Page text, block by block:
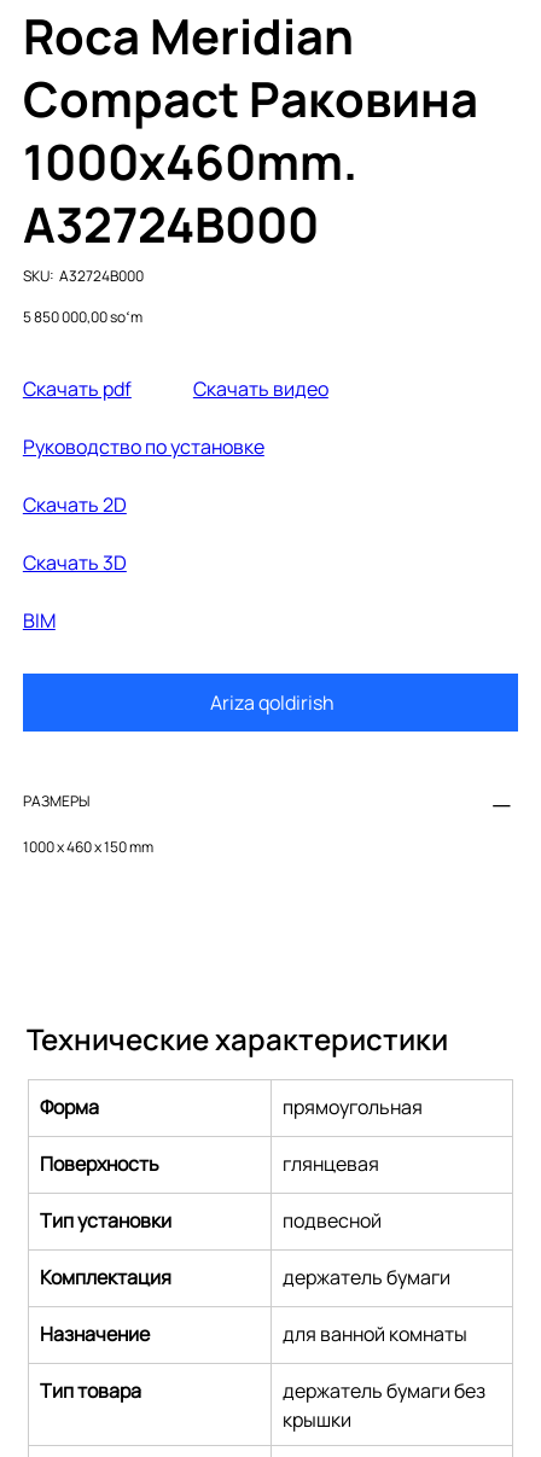
Roca Meridian
Compact Раковина
1000x460mm.
A32724B000
SKU:
SKU
A32724B000
A32724B000
Price
5 850 000,00 soʻm
Cкачать pdf Cкачать видео
Руководство по установке
Скачать 2D
Cкачать 3D
BIM
Ariza qoldirish
РАЗМЕРЫ
1000 x 460 x 150 mm
Технические характеристики
Форма прямоугольная
Поверхность глянцевая
Тип установки подвесной
Комплектация держатель бумаги
Назначение для ванной комнаты
Тип товара
держатель бумаги без
крышки